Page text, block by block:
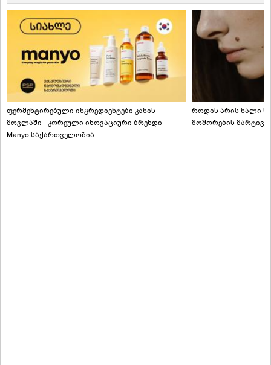
ფერმენტირებული ინგრედიენტები კანის
მოვლაში - კორეული ინოვაციური ბრენდი
Manyo საქართველოშია
როდის არის ხალი
მოშორების